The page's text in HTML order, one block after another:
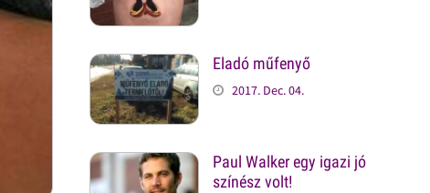
Eladó műfenyő
2017. Dec. 04.
Paul Walker egy igazi jó
színész volt!